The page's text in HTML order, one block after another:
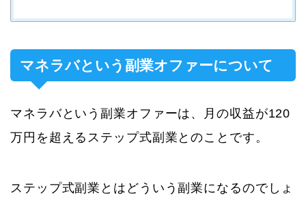
マネラバという副業オファーについて
マネラバという副業オファーは、月の収益が120
万円を超えるステップ式副業とのことです。
ステップ式副業とはどういう副業になるのでしょ